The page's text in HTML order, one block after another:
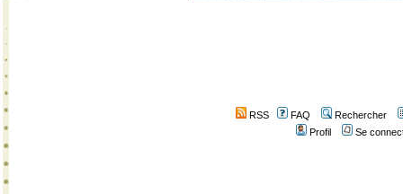
RSS FAQ
Rechercher
Profil
Se